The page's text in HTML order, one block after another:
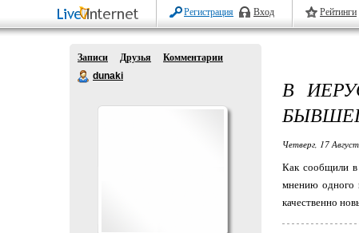
Регистрация Вход Рейтинги
Записи Друзья
Комментарии
dunaki
В
Четверг, 17
Как сообщили в
мнению одного
качественно